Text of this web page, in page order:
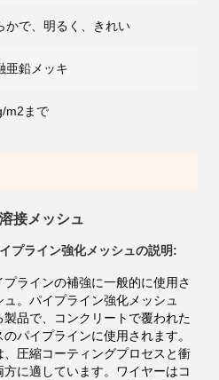
かで、明るく、きれい
亜鉛メッキ
m2まで
接メッシュ
プライン強化メッシュの説明:
ラインの補強に一般的に使用さ
。パイプライン強化メッシュ
品で、コンクリートで覆われた
パイプラインに使用されます。
圧縮コーティングプロセスと衝
に適しています。ワイヤーはコ